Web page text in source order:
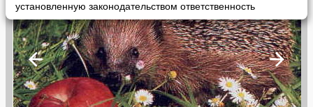
установленную законодательством ответственность